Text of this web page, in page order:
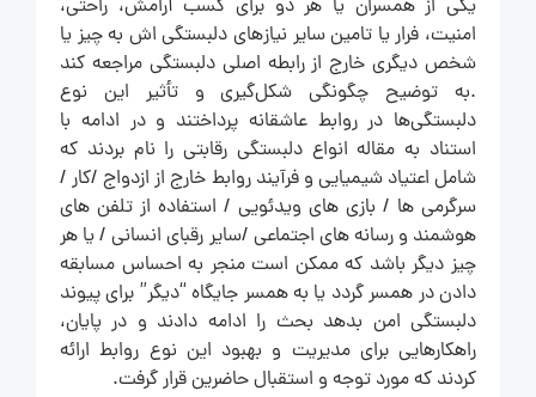
یکی از همسران یا هر دو برای کسب آرامش، راحتی،
امنیت، فرار یا تامین سایر نیازهای دلبستگی اش به چیز یا
شخص دیگری خارج از رابطه اصلی دلبستگی مراجعه کند
.به توضیح چگونگی شکل‌گیری و تأثیر این نوع
دلبستگی‌ها در روابط عاشقانه پرداختند و در ادامه با
استناد به مقاله انواع دلبستگی رقابتی را نام بردند که
شامل اعتیاد شیمیایی و فرآیند روابط خارج از ازدواج /کار /
سرگرمی ها / بازی های ویدئویی / استفاده از تلفن های
هوشمند و رسانه های اجتماعی /سایر رقبای انسانی / یا هر
چیز دیگر باشد که ممکن است منجر به احساس مسابقه
دادن در همسر گردد یا به همسر جایگاه “دیگر” برای پیوند
دلبستگی امن بدهد بحث را ادامه دادند و در پایان،
راهکارهایی برای مدیریت و بهبود این نوع روابط ارائه
کردند که مورد توجه و استقبال حاضرین قرار گرفت.